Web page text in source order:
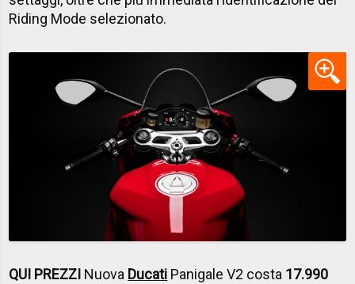
Riding Mode selezionato.
QUI PREZZI Nuova Ducati Panigale V2 costa 17.990